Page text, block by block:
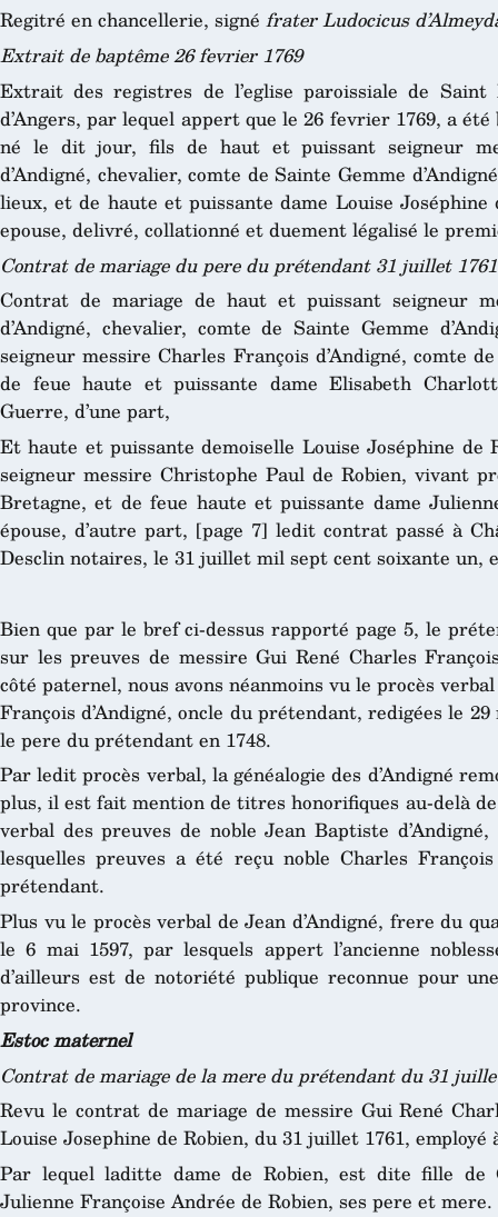
Regitré en chancellerie, signé frater Ludocicus
Extrait de baptême 26 fevrier 1769
Extrait des registres de l’eglise paroissiale de
d’Angers, par lequel appert que le 26 fevrier 1769, a
né le dit jour, fils de haut et puissant seigneur
d’Andigné, chevalier, comte de Sainte Gemme
lieux, et de haute et puissante dame Louise Joséphine
epouse, delivré, collationné et duement légalisé le
Contrat de mariage du pere du prétendant 31 juillet 1761
Contrat de mariage de haut et puissant seigneur
d’Andigné, chevalier, comte de Sainte Gemme
seigneur messire Charles François d’Andigné, comte
de feue haute et puissante dame Elisabeth
Guerre, d’une part,
Et haute et puissante demoiselle Louise Joséphine
seigneur messire Christophe Paul de Robien, vivant
Bretagne, et de feue haute et puissante dame
épouse, d’autre part, [page 7] ledit contrat passé à
Desclin notaires, le 31 juillet mil sept cent soixante un,
Bien que par le bref ci-dessus rapporté page 5, le
sur les preuves de messire Gui René Charles
côté paternel, nous avons néanmoins vu le procès
François d’Andigné, oncle du prétendant, redigées le
le pere du prétendant en 1748.
Par ledit procès verbal, la généalogie des d’Andigné
plus, il est fait mention de titres honorifiques au-delà
verbal des preuves de noble Jean Baptiste
lesquelles preuves a été reçu noble Charles
prétendant.
Plus vu le procès verbal de Jean d’Andigné, frere du
le 6 mai 1597, par lesquels appert l’ancienne
d’ailleurs est de notoriété publique reconnue pour
province.
Estoc maternel
Contrat de mariage de la mere du prétendant du 31
Revu le contrat de mariage de messire Gui René
Louise Josephine de Robien, du 31 juillet 1761, employé
Par lequel laditte dame de Robien, est dite fille de
Julienne Françoise Andrée de Robien, ses pere et mere.